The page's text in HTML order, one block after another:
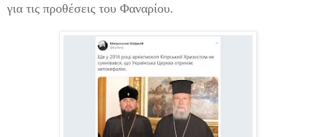
για τις προθέσεις του Φαναρίου.